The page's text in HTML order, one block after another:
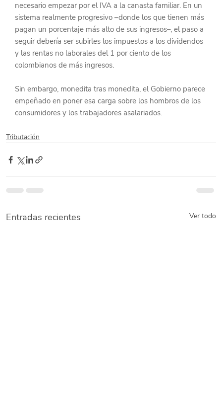
necesario empezar por el IVA a la canasta familiar. En un
sistema realmente progresivo –donde los que tienen más
pagan un porcentaje más alto de sus ingresos–, el paso a
seguir debería ser subirles los impuestos a los dividendos
y las rentas no laborales del 1 por ciento de los
colombianos de más ingresos.
Sin embargo, monedita tras monedita, el Gobierno parece
empeñado en poner esa carga sobre los hombros de los
consumidores y los trabajadores asalariados.
Tributación
Entradas recientes Ver todo